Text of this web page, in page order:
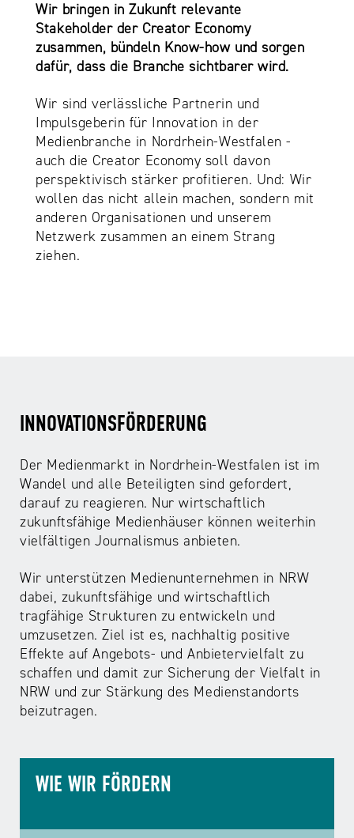
Wir bringen in Zukunft relevante
Stakeholder der Creator Economy
zusammen, bündeln Know-how und sorgen
dafür, dass die Branche sichtbarer wird.
Wir sind verlässliche Partnerin und
Impulsgeberin für Innovation in der
Medienbranche in Nordrhein-Westfalen -
auch die Creator Economy soll davon
perspektivisch stärker profitieren. Und: Wir
wollen das nicht allein machen, sondern mit
anderen Organisationen und unserem
Netzwerk zusammen an einem Strang
ziehen.
INNOVATIONSFÖRDERUNG
Der Medienmarkt in Nordrhein-Westfalen ist im
Wandel und alle Beteiligten sind gefordert,
darauf zu reagieren. Nur wirtschaftlich
zukunftsfähige Medienhäuser können weiterhin
vielfältigen Journalismus anbieten.
Wir unterstützen Medienunternehmen in NRW
dabei, zukunftsfähige und wirtschaftlich
tragfähige Strukturen zu entwickeln und
umzusetzen. Ziel ist es, nachhaltig positive
Effekte auf Angebots- und Anbietervielfalt zu
schaffen und damit zur Sicherung der Vielfalt in
NRW und zur Stärkung des Medienstandorts
beizutragen.
WIE WIR FÖRDERN